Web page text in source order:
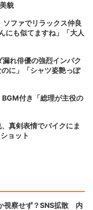
貌
ファでリラックス仲良
にも似てますね」「大人
れ俳優の強烈インパク
に」「シャツ姿艶っぽ
付き「総理が主役の
真剣表情でバイクにま
ョット
視察せず？SNS拡散 内